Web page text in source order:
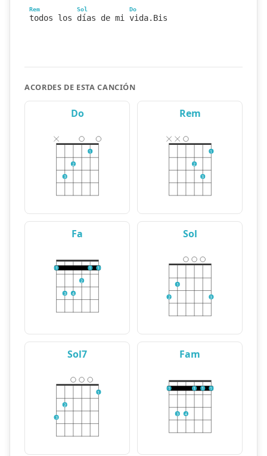
Rem Sol Do
todos los días de mi vida.Bis
ACORDES DE ESTA CANCIÓN
Do
3
2
1
Rem
2
3
1
Fa
1
3 4
2
1 1
Sol
2
1
3
Sol7
3
2
1
Fam
1
3 4
1 1 1